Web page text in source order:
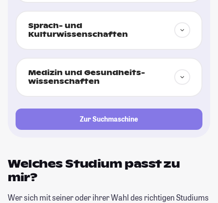
Sprach- und
Kulturwissenschaften
Medizin und Gesundheits­
wissenschaften
Zur Suchmaschine
Welches Studium passt zu
mir?
Wer sich mit seiner oder ihrer Wahl des richtigen Studiums